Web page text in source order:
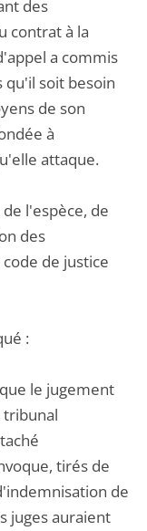
des
contrat à la
a commis
qu'il soit besoin
de son
à
attaque.
l'espèce, de
des
de justice
:
le jugement
tirés de
de
juges auraient